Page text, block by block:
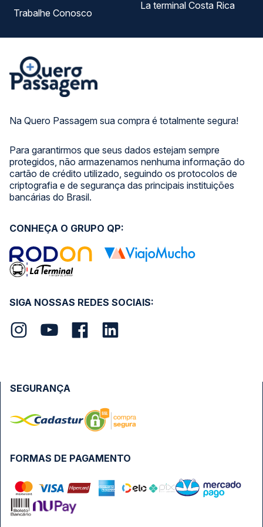
Na Quero Passagem sua compra é totalmente segura!
Para garantirmos que seus dados estejam sempre
protegidos, não armazenamos nenhuma informação do
cartão de crédito utilizado, seguindo os protocolos de
criptografia e de segurança das principais instituições
bancárias do Brasil.
Trabalhe Conosco
La terminal Costa Rica
SIGA NOSSAS REDES SOCIAIS:
CONHEÇA O GRUPO QP:
FORMAS DE PAGAMENTO
SEGURANÇA